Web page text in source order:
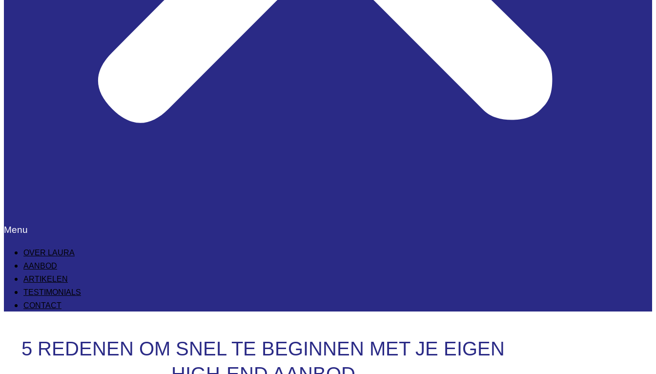
Menu
OVER LAURA
AANBOD
ARTIKELEN
TESTIMONIALS
CONTACT
5 REDENEN OM SNEL TE BEGINNEN MET JE EIGEN